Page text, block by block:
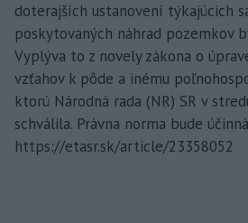
doterajších ustanovení týkajúcich
poskytovaných náhrad pozemkov
Vyplýva to z novely zákona o
vzťahov k pôde a inému
ktorú Národná rada (NR) SR v
schválila. Právna norma bude
https://etasr.sk/article/23358052